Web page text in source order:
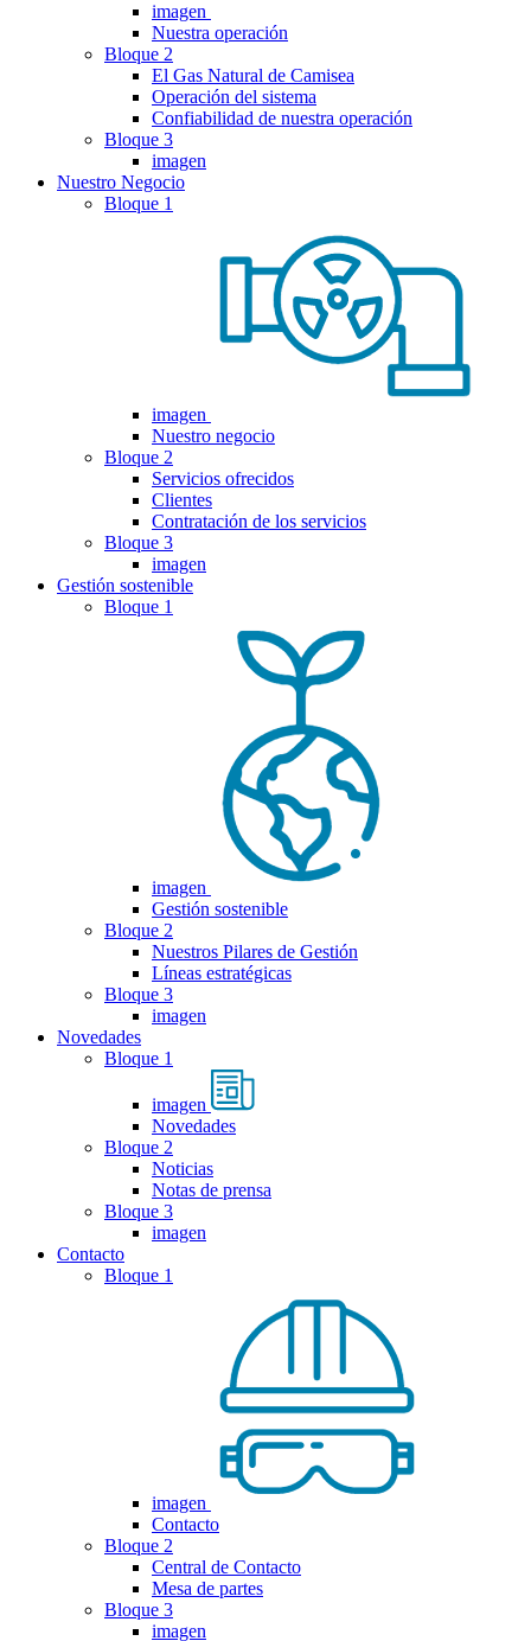
imagen
Nuestra operación
Bloque 2
El Gas Natural de Camisea
Operación del sistema
Confiabilidad de nuestra operación
Bloque 3
imagen
Nuestro Negocio
Bloque 1
imagen
Nuestro negocio
Bloque 2
Servicios ofrecidos
Clientes
Contratación de los servicios
Bloque 3
imagen
Gestión sostenible
Bloque 1
imagen
Gestión sostenible
Bloque 2
Nuestros Pilares de Gestión
Líneas estratégicas
Bloque 3
imagen
Novedades
Bloque 1
imagen
Novedades
Bloque 2
Noticias
Notas de prensa
Bloque 3
imagen
Contacto
Bloque 1
imagen
Contacto
Bloque 2
Central de Contacto
Mesa de partes
Bloque 3
imagen